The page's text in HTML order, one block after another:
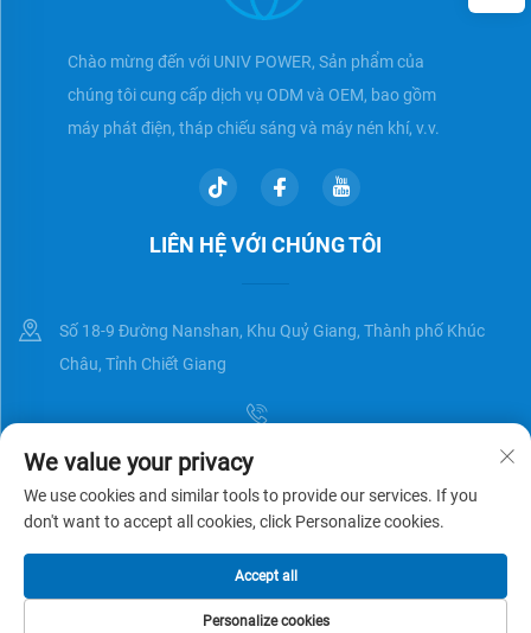
Chào mừng đến với UNIV POWER, Sản phẩm của
chúng tôi cung cấp dịch vụ ODM và OEM, bao gồm
máy phát điện, tháp chiếu sáng và máy nén khí, v.v.
LIÊN HỆ VỚI CHÚNG TÔI
Số 18-9 Đường Nanshan, Khu Quỷ Giang, Thành phố Khúc
Châu, Tỉnh Chiết Giang
[email protected]
Bản quyền © Zhejiang Universal Trading Co.,Ltd. Đã được bảo lưu Chính
sách bảo mật
We value your privacy
We use cookies and similar tools to provide our services. If you
don't want to accept all cookies, click Personalize cookies.
Personalize cookies
Accept all